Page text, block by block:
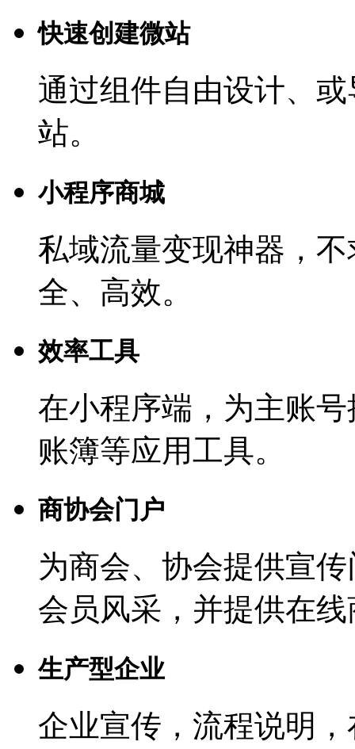
快速创建微站
通过组件自由设计、
站。
小程序商城
私域流量变现神器，
全、高效。
效率工具
在小程序端，为主账
账簿等应用工具。
商协会门户
为商会、协会提供宣
会员风采，并提供在
生产型企业
企业宣传，流程说明